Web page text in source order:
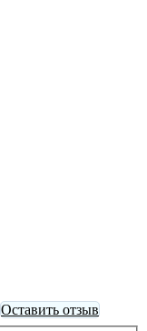
Оставить отзыв